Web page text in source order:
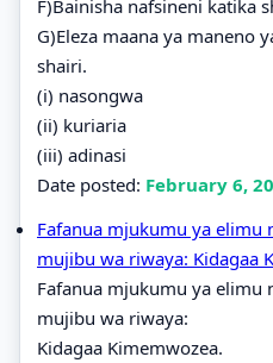
F)Bainisha nafsineni katika
G)Eleza maana ya maneno
shairi.
(i) nasongwa
(ii) kuriaria
(iii) adinasi
Date posted: February 6,
Fafanua mjukumu ya elimu
mujibu wa riwaya: Kidagaa
Fafanua mjukumu ya elimu
mujibu wa riwaya:
Kidagaa Kimemwozea.